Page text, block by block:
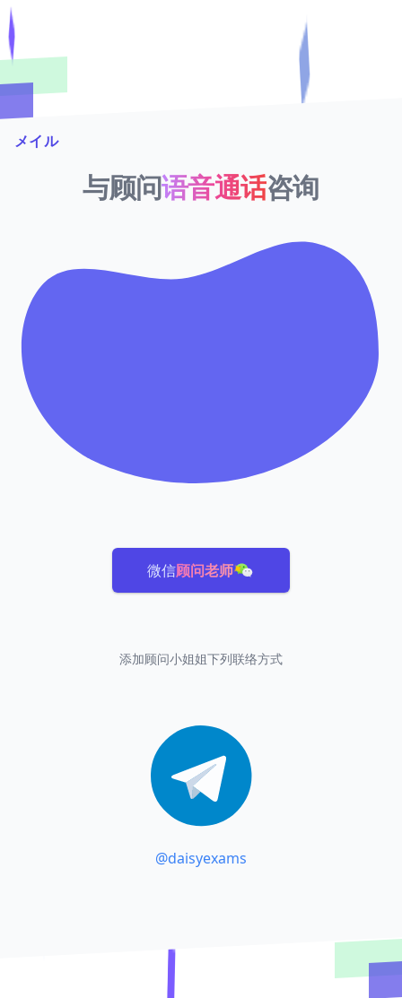
メイル
与顾问语音通话咨询
微信顾问老师
添加顾问小姐姐下列联络方式
@daisyexams